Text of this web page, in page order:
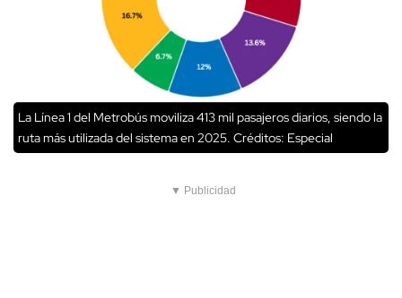
La Línea 1 del Metrobús moviliza 413 mil pasajeros diarios, siendo la
ruta más utilizada del sistema en 2025. Créditos: Especial
▼ Publicidad